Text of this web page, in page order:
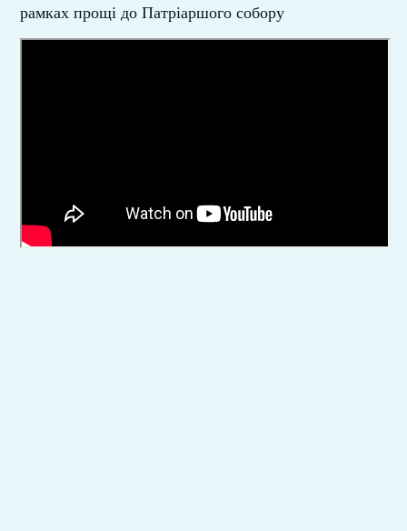
рамках прощі до Патріаршого собору